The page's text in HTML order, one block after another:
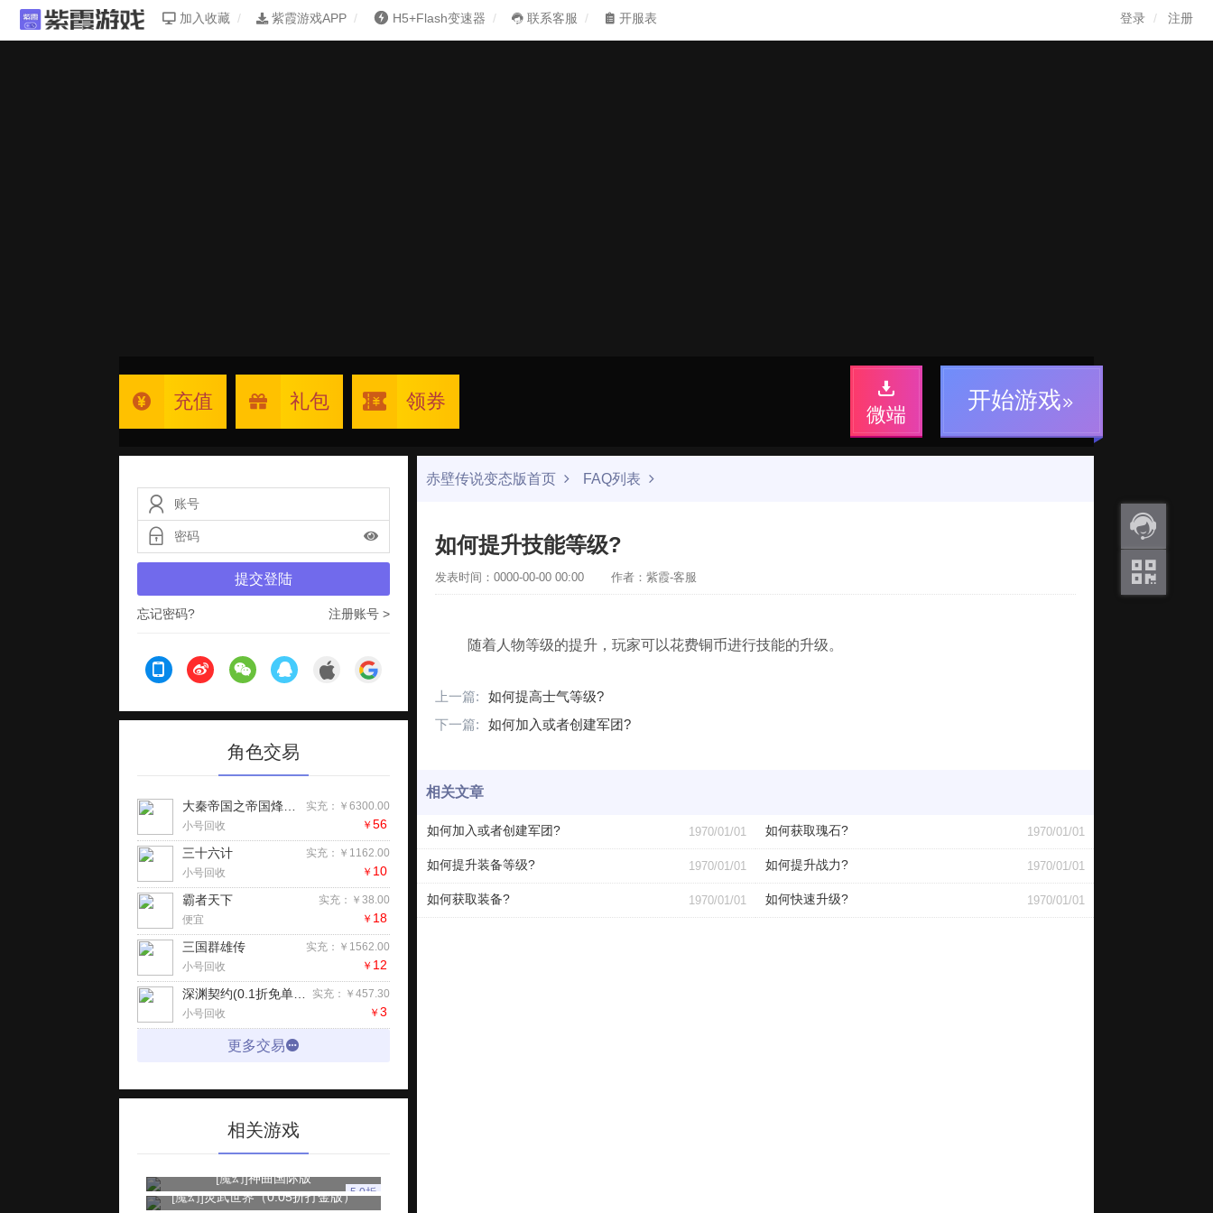
加入收藏 紫霞游戏APP H5+Flash变速器 联系客服 开服表 登录 注册
微端
充值 礼包 领券 开始游戏
提交登陆
忘记密码? 注册账号 >
角色交易
实充：￥6300.00
大秦帝国之帝国烽烟（七日登录侠女同游）手游
小号回收 ￥ 56
实充：￥1162.00
三十六计
小号回收 ￥ 10
实充：￥38.00
霸者天下
便宜 ￥ 18
实充：￥1562.00
三国群雄传
小号回收 ￥ 12
实充：￥457.30
深渊契约(0.1折免单版)H5
小号回收 ￥ 3
更多交易
相关游戏
[魔幻]神曲国际版
5.0折
[魔幻]灵武世界（0.05折打金版）
赤壁传说变态版首页 FAQ列表
如何提升技能等级?
发表时间：0000-00-00 00:00 作者：紫霞-客服
随着人物等级的提升，玩家可以花费铜币进行技能的升级。
上一篇:
如何提高士气等级?
下一篇:
如何加入或者创建军团?
相关文章
1970/01/01
如何加入或者创建军团? 1970/01/01
如何获取瑰石?
1970/01/01
如何提升装备等级? 1970/01/01
如何提升战力?
1970/01/01
如何获取装备? 1970/01/01
如何快速升级?
返利
咨询